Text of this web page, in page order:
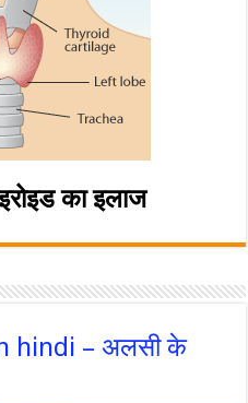
का इलाज
hindi – अलसी के